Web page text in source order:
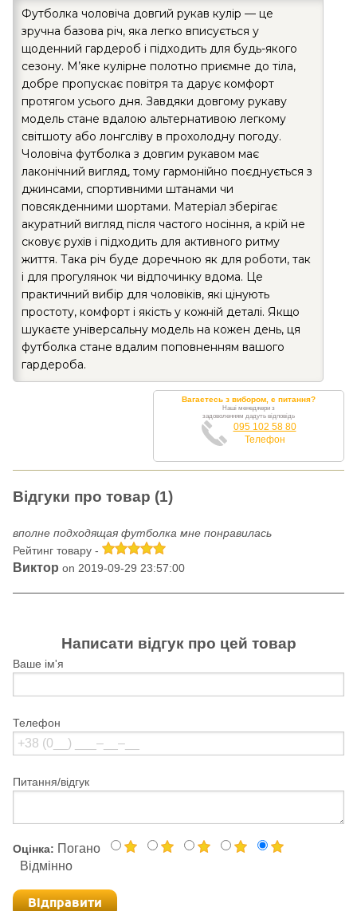
Футболка чоловіча довгий рукав кулір — це
зручна базова річ, яка легко вписується у
щоденний гардероб і підходить для будь-якого
сезону. М’яке кулірне полотно приємне до тіла,
добре пропускає повітря та дарує комфорт
протягом усього дня. Завдяки довгому рукаву
модель стане вдалою альтернативою легкому
світшоту або лонгсліву в прохолодну погоду.
Чоловіча футболка з довгим рукавом має
лаконічний вигляд, тому гармонійно поєднується з
джинсами, спортивними штанами чи
повсякденними шортами. Матеріал зберігає
акуратний вигляд після частого носіння, а крій не
сковує рухів і підходить для активного ритму
життя. Така річ буде доречною як для роботи, так
і для прогулянок чи відпочинку вдома. Це
практичний вибір для чоловіків, які цінують
простоту, комфорт і якість у кожній деталі. Якщо
шукаєте універсальну модель на кожен день, ця
футболка стане вдалим поповненням вашого
гардероба.
Вагаєтесь з вибором, є питання?
Наші менеджери з
задоволенням дадуть відповідь
095 102 58 80
Телефон
Відгуки про товар (1)
вполне подходящая футболка мне понравилась
Рейтинг товару -
Виктор on 2019-09-29 23:57:00
Написати відгук про цей товар
Ваше ім'я
Телефон
Питання/відгук
Оцінка: Погано
Відмінно
Відправити